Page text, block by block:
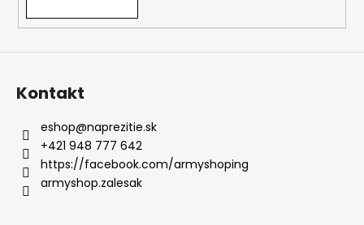
Kontakt
eshop@naprezitie.sk
+421 948 777 642
https://facebook.com/armyshoping
armyshop.zalesak